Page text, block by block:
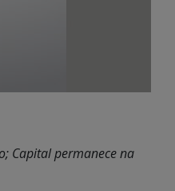
Capital permanece na